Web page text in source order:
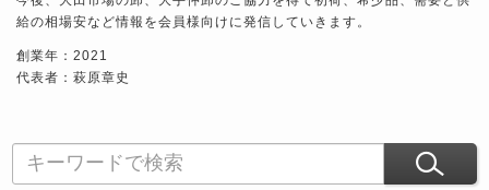
給の相場安など情報を会員様向けに発信していきます。
創業年：2021
代表者：萩原章史